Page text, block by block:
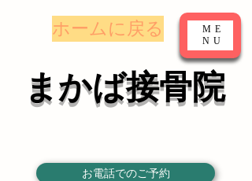
​ホームに戻る
ME
NU
まかば接骨院
お電話でのご予約